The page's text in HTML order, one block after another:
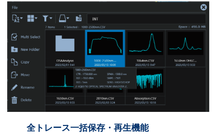
全トレース一括保存・再生機能